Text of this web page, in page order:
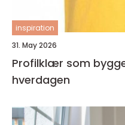
inspiration
31. May 2026
Profilklær som
hverdagen